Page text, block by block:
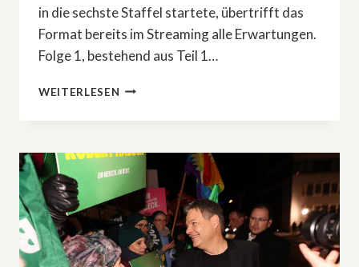
in die sechste Staffel startete, übertrifft das
Format bereits im Streaming alle Erwartungen.
Folge 1, bestehend aus Teil 1…
WEITERLESEN NACKTE
UND
PUR:
»KAMPF
DER
REALITYSTARS«
GESTARTET